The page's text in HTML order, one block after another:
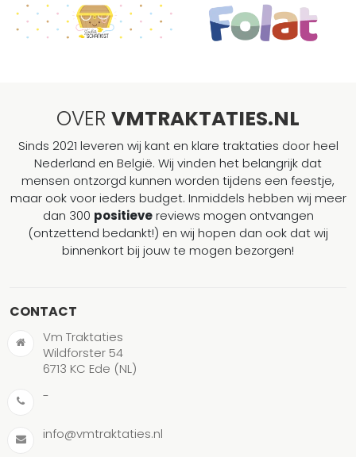
OVER VMTRAKTATIES.NL
Sinds 2021 leveren wij kant en klare traktaties door heel
Nederland en België. Wij vinden het belangrijk dat
mensen ontzorgd kunnen worden tijdens een feestje,
maar ook voor ieders budget. Inmiddels hebben wij meer
dan 300 positievereviews mogen ontvangen
(ontzettend bedankt!) en wij hopen dan ook dat wij
binnenkort bij jouw te mogen bezorgen!
CONTACT
Vm Traktaties
Wildforster 54
6713 KC Ede (NL)
-
info@vmtraktaties.nl